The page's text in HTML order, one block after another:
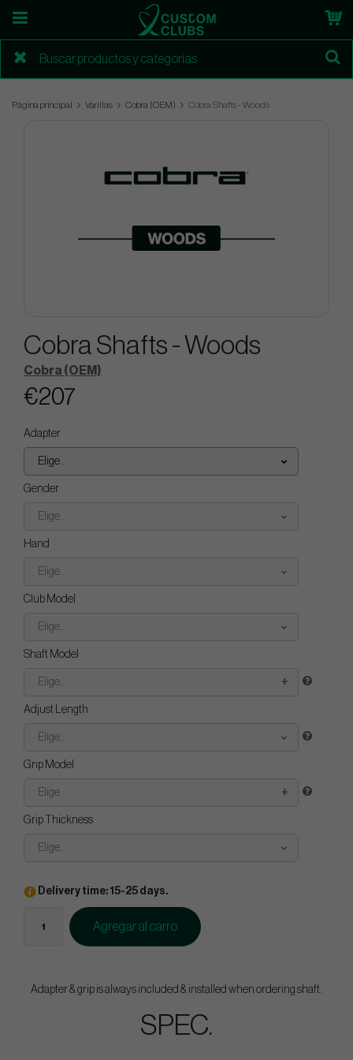
Página principal Varillas Cobra (OEM) Cobra Shafts - Woods
Cobra Shafts - Woods
Cobra (OEM)
€207
Adapter
Elige...
Gender
Elige...
Hand
Elige...
Club Model
Elige...
Shaft Model
Elige...
Adjust Length
Elige...
Grip Model
Elige...
Grip Thickness
Elige...
Delivery time: 15-25 days.
Agregar al carro
Adapter & grip is always included & installed when ordering shaft.
SPEC.